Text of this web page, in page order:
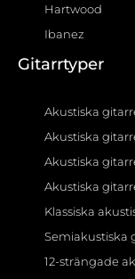
Hartwood
Ibanez
Gitarrtyper
Akustiska
Akustiska
Akustiska
Akustiska
Klassiska
Semiakustiska
12-strängade